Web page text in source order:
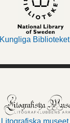
Kungliga Biblioteket